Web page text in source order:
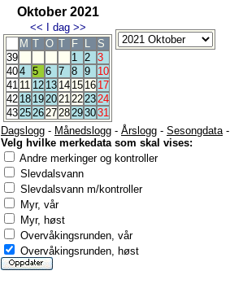
Oktober 2021
<< I dag >>
M T O T F L
S
39
1 2 3
404 5 6 7 8 9
10
41 11 12 13 14 15 16 17
42 18 192021222324
4325262728293031
Dagslogg - Månedslogg - Årslogg - Sesongdata-
Velg hvilke merkedata som skal vises:
Andre merkinger og kontroller
Slevdalsvann
Slevdalsvann m/kontroller
Myr, vår
Myr, høst
Overvåkingsrunden, vår
Overvåkingsrunden, høst